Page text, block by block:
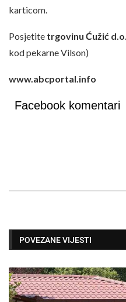
karticom.
Posjetite trgovinu Ćužić
kod pekarne Vilson)
www.abcportal.info
Facebook komentari
POVEZANE VIJESTI